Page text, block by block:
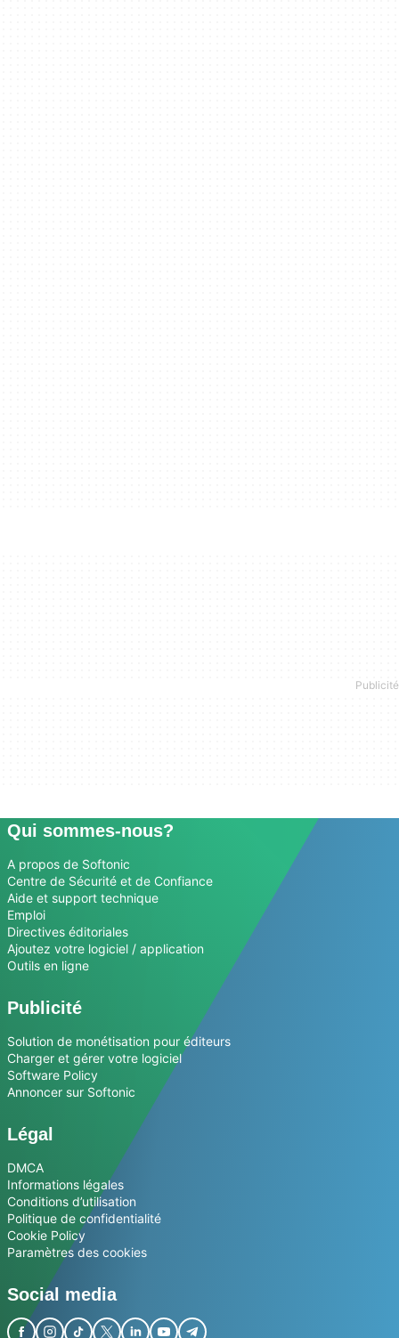
Qui sommes-nous?
A propos de Softonic
Centre de Sécurité et de Confiance
Aide et support technique
Emploi
Directives éditoriales
Ajoutez votre logiciel / application
Outils en ligne
Publicité
Solution de monétisation pour éditeurs
Charger et gérer votre logiciel
Software Policy
Annoncer sur Softonic
Légal
DMCA
Informations légales
Conditions d’utilisation
Politique de confidentialité
Cookie Policy
Paramètres des cookies
Social media